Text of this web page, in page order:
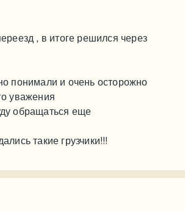
, в итоге решился через
понимали и очень осторожно
уважения
обращаться еще
такие грузчики!!!